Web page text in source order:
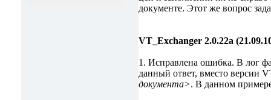
документе. Этот же вопрос
VT_Exchanger 2.0.22a
1. Исправлена ошибка. В лог
данный ответ, вместо версии
документа>. В данном